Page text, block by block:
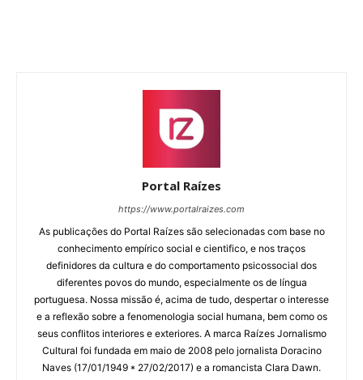
Portal Raízes
https://www.portalraizes.com
As publicações do Portal Raízes são selecionadas com base no
conhecimento empírico social e cientifico, e nos traços
definidores da cultura e do comportamento psicossocial dos
diferentes povos do mundo, especialmente os de língua
portuguesa. Nossa missão é, acima de tudo, despertar o interesse
e a reflexão sobre a fenomenologia social humana, bem como os
seus conflitos interiores e exteriores. A marca Raízes Jornalismo
Cultural foi fundada em maio de 2008 pelo jornalista Doracino
Naves (17/01/1949 * 27/02/2017) e a romancista Clara Dawn.